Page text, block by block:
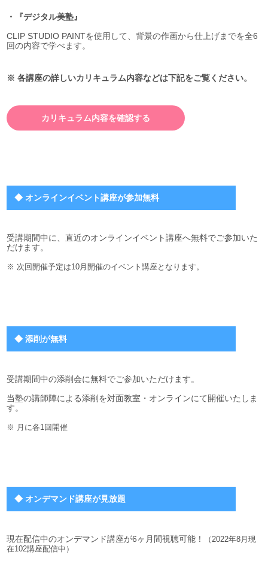
・『デジタル美塾』
CLIP STUDIO PAINTを使用して、背景の作画から仕上げまでを全6
回の内容で学べます。
※ 各講座の詳しいカリキュラム内容などは下記をご覧ください。
カリキュラム内容を確認する
◆ オンラインイベント講座が参加無料
受講期間中に、直近のオンラインイベント講座へ無料でご参加いた
だけます。
※ 次回開催予定は10月開催のイベント講座となります。
◆ 添削が無料
受講期間中の添削会に無料でご参加いただけます。
当塾の講師陣による添削を対面教室・オンラインにて開催いたしま
す。
※ 月に各1回開催
◆ オンデマンド講座が見放題
現在配信中のオンデマンド講座が6ヶ月間視聴可能！
（2022年8月現
在102講座配信中）